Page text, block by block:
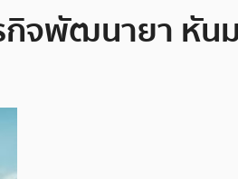
จพัฒนายา หัน